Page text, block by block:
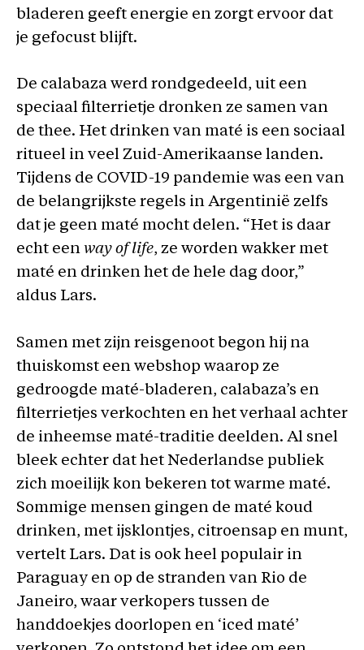
bladeren geeft energie en zorgt ervoor dat
je gefocust blijft.
De calabaza werd rondgedeeld, uit een
speciaal filterrietje dronken ze samen van
de thee. Het drinken van maté is een sociaal
ritueel in veel Zuid-Amerikaanse landen.
Tijdens de COVID-19 pandemie was een van
de belangrijkste regels in Argentinië zelfs
dat je geen maté mocht delen. “Het is daar
echt een way of life, ze worden wakker met
maté en drinken het de hele dag door,”
aldus Lars.
Samen met zijn reisgenoot begon hij na
thuiskomst een webshop waarop ze
gedroogde maté-bladeren, calabaza’s en
filterrietjes verkochten en het verhaal achter
de inheemse maté-traditie deelden. Al snel
bleek echter dat het Nederlandse publiek
zich moeilijk kon bekeren tot warme maté.
Sommige mensen gingen de maté koud
drinken, met ijsklontjes, citroensap en munt,
vertelt Lars. Dat is ook heel populair in
Paraguay en op de stranden van Rio de
Janeiro, waar verkopers tussen de
handdoekjes doorlopen en ‘iced maté’